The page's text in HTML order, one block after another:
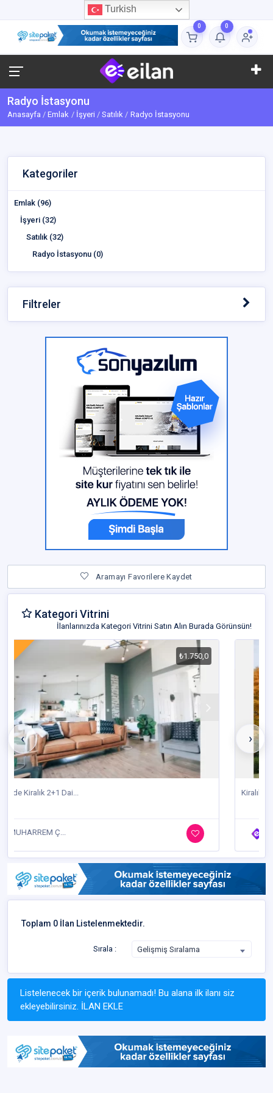
Turkish
0 0
Radyo İstasyonu
Anasayfa Emlak İşyeri Satılık Radyo İstasyonu
Kategoriler
Emlak (96)
İşyeri (32)
Satılık (32)
Radyo İstasyonu (0)
Filtreler
Aramayı Favorilere Kaydet
Kategori Vitrini
İlanlarınızda Kategori Vitrini Satın Alın Burada Görünsün!
Vitrin İlanı
Kiralık Müsatkil Ev
Deneme Hes...
‹ ›
Toplam 0 İlan Listelenmektedir.
Sırala : Gelişmiş Sıralama
Listelenecek bir içerik bulunamadı! Bu alana ilk ilanı siz
ekleyebilirsiniz. İLAN EKLE